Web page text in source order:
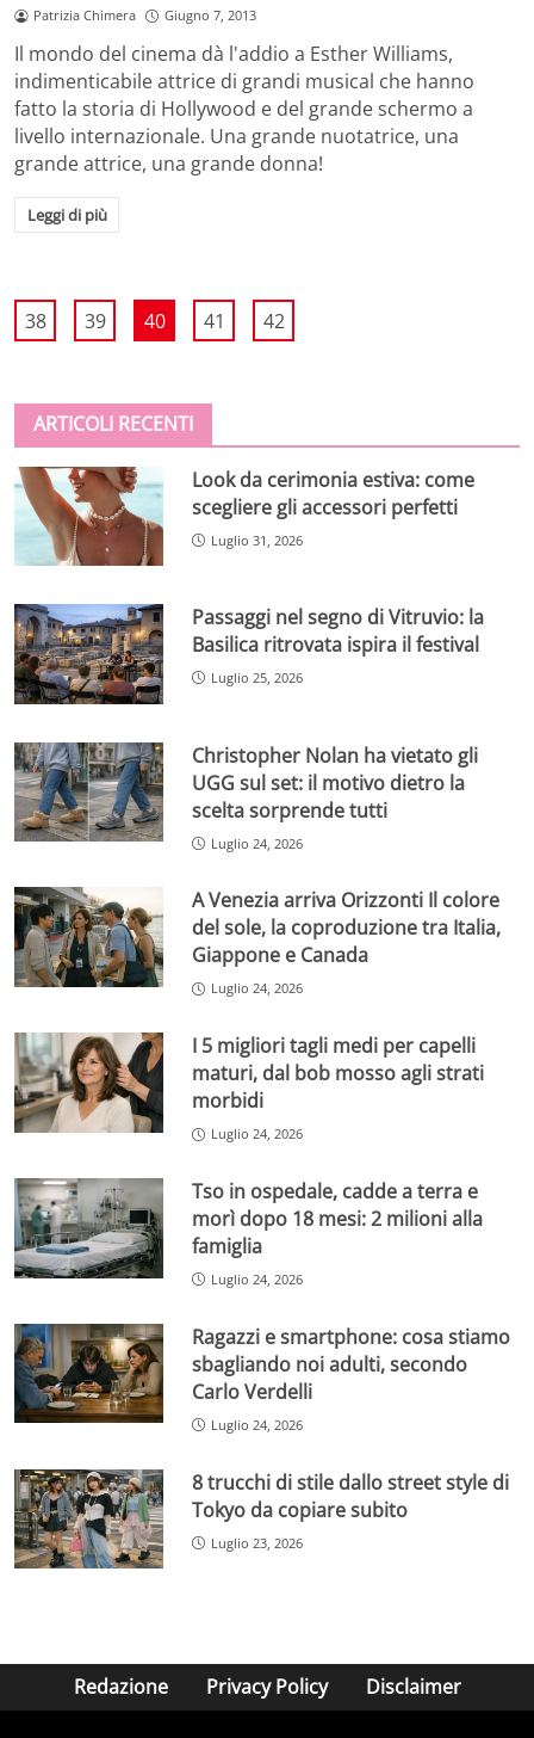
Patrizia Chimera Giugno 7, 2013
Il mondo del cinema dà l'addio a Esther Williams,
indimenticabile attrice di grandi musical che hanno
fatto la storia di Hollywood e del grande schermo a
livello internazionale. Una grande nuotatrice, una
grande attrice, una grande donna!
Leggi di più
38 39 40 41 42
ARTICOLI RECENTI
Look da cerimonia estiva: come
scegliere gli accessori perfetti
Luglio 31, 2026
Passaggi nel segno di Vitruvio: la
Basilica ritrovata ispira il festival
Luglio 25, 2026
Christopher Nolan ha vietato gli
UGG sul set: il motivo dietro la
scelta sorprende tutti
Luglio 24, 2026
A Venezia arriva Orizzonti Il colore
del sole, la coproduzione tra Italia,
Giappone e Canada
Luglio 24, 2026
I 5 migliori tagli medi per capelli
maturi, dal bob mosso agli strati
morbidi
Luglio 24, 2026
Tso in ospedale, cadde a terra e
morì dopo 18 mesi: 2 milioni alla
famiglia
Luglio 24, 2026
Ragazzi e smartphone: cosa stiamo
sbagliando noi adulti, secondo
Carlo Verdelli
Luglio 24, 2026
8 trucchi di stile dallo street style di
Tokyo da copiare subito
Luglio 23, 2026
Redazione Privacy Policy Disclaimer